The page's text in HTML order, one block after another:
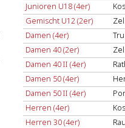
Junioren U18 (4er)
Gemischt U12 (2er)
Damen (4er)
Damen 40 (2er)
Damen 40 II (4er)
Damen 50 (4er)
Damen 50 II (4er)
Herren (4er)
Herren 30 (4er)